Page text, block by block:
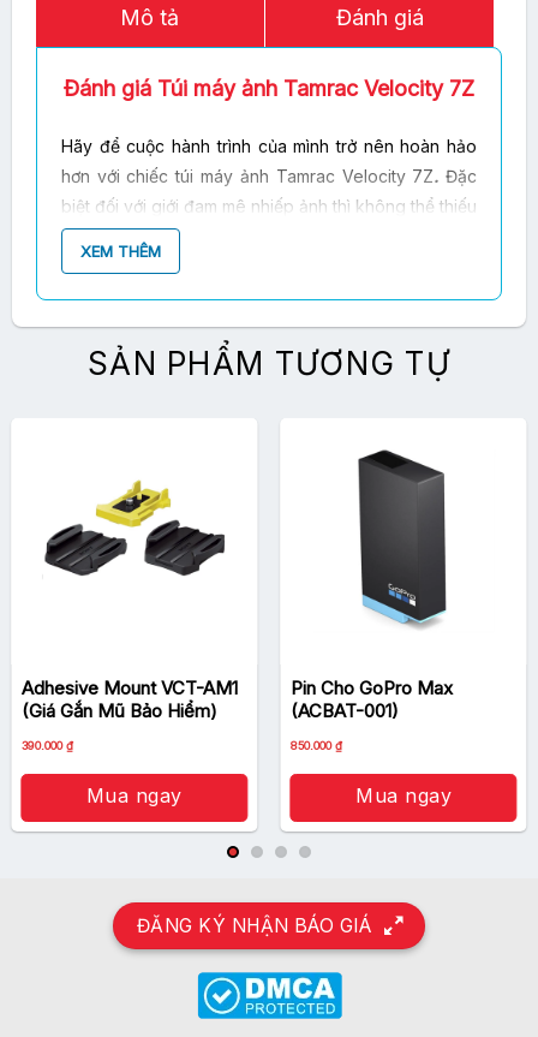
Mô tả Đánh giá
Đánh giá Túi máy ảnh Tamrac Velocity 7Z
Hãy để cuộc hành trình của mình trở nên hoàn hảo
hơn với chiếc túi máy ảnh Tamrac Velocity 7Z. Đặc
biệt đối với giới đam mê nhiếp ảnh thì không thể thiếu
chiếc túi đựng máy ảnh tiện dụng có thể tích hợp
nhiều tính năng để chứa được nhiều vật dụng cần
thiết.
Velocity 7Z là chiếc túi máy ảnh
đeo chéo có thiết
kế vô cùng nhỏ gọn, nó có thể chứa hầu hết các
máy ảnh DSLR với ống kính zoom dài tới 6’’, cùng
biệt, túi đeo Tamrac Velocity 7Z cũng có thể tùy
chỉnh với các phụ kiện riêng của Tamrac.
Vì có thiết kế đeo chéo nên 7Z rất linh hoạt để mang
giống như một ba lô đeo sau lưng, nhưng có thể dễ
XEM THÊM
SẢN PHẨM TƯƠNG TỰ
Adhesive Mount VCT-AM1
(Giá Gắn Mũ Bảo Hiểm)
390.000₫
Mua ngay
Pin Cho GoPro Max
(ACBAT-001)
850.000₫
Mua ngay
ĐĂNG KÝ NHẬN BÁO GIÁ